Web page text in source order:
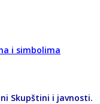
i simbolima
Skupštini i javnosti.